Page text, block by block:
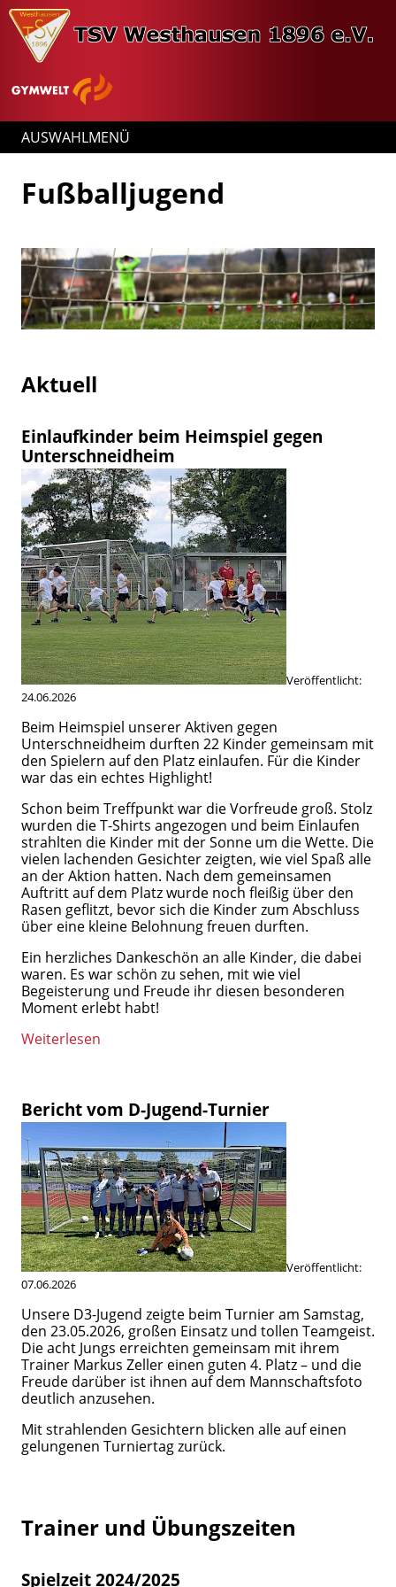
AUSWAHLMENÜ
Fußballjugend
Aktuell
Einlaufkinder beim Heimspiel gegen
Unterschneidheim
Veröffentlicht:
24.06.2026
Beim Heimspiel unserer Aktiven gegen
Unterschneidheim durften 22 Kinder gemeinsam mit
den Spielern auf den Platz einlaufen. Für die Kinder
war das ein echtes Highlight!
Schon beim Treffpunkt war die Vorfreude groß. Stolz
wurden die T-Shirts angezogen und beim Einlaufen
strahlten die Kinder mit der Sonne um die Wette. Die
vielen lachenden Gesichter zeigten, wie viel Spaß alle
an der Aktion hatten. Nach dem gemeinsamen
Auftritt auf dem Platz wurde noch fleißig über den
Rasen geflitzt, bevor sich die Kinder zum Abschluss
über eine kleine Belohnung freuen durften.
Ein herzliches Dankeschön an alle Kinder, die dabei
waren. Es war schön zu sehen, mit wie viel
Begeisterung und Freude ihr diesen besonderen
Moment erlebt habt!
Weiterlesen
Bericht vom D-Jugend-Turnier
Veröffentlicht:
07.06.2026
Unsere D3-Jugend zeigte beim Turnier am Samstag,
den 23.05.2026, großen Einsatz und tollen Teamgeist.
Die acht Jungs erreichten gemeinsam mit ihrem
Trainer Markus Zeller einen guten 4. Platz – und die
Freude darüber ist ihnen auf dem Mannschaftsfoto
deutlich anzusehen.
Mit strahlenden Gesichtern blicken alle auf einen
gelungenen Turniertag zurück.
Trainer und Übungszeiten
Spielzeit 2024/2025